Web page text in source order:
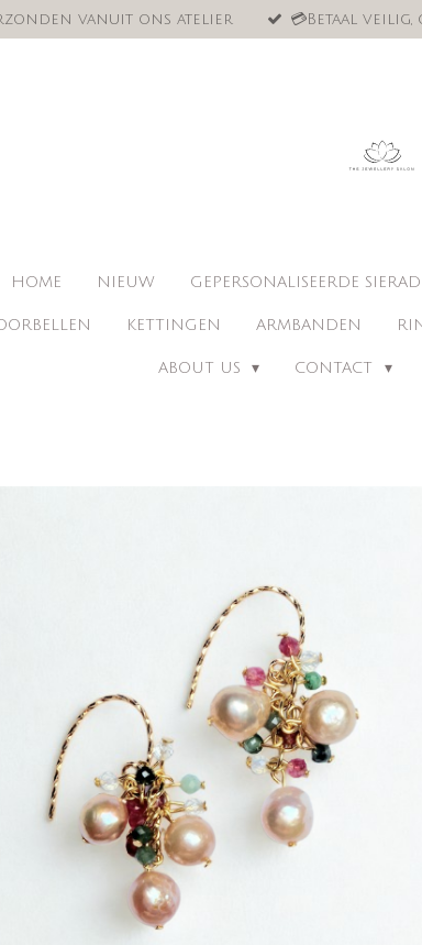
vanuit ons atelier 💳Betaal
HOME NIEUW GEPERSONALISEERDE
KETTINGEN ARMBANDEN
ABOUT US CONTACT